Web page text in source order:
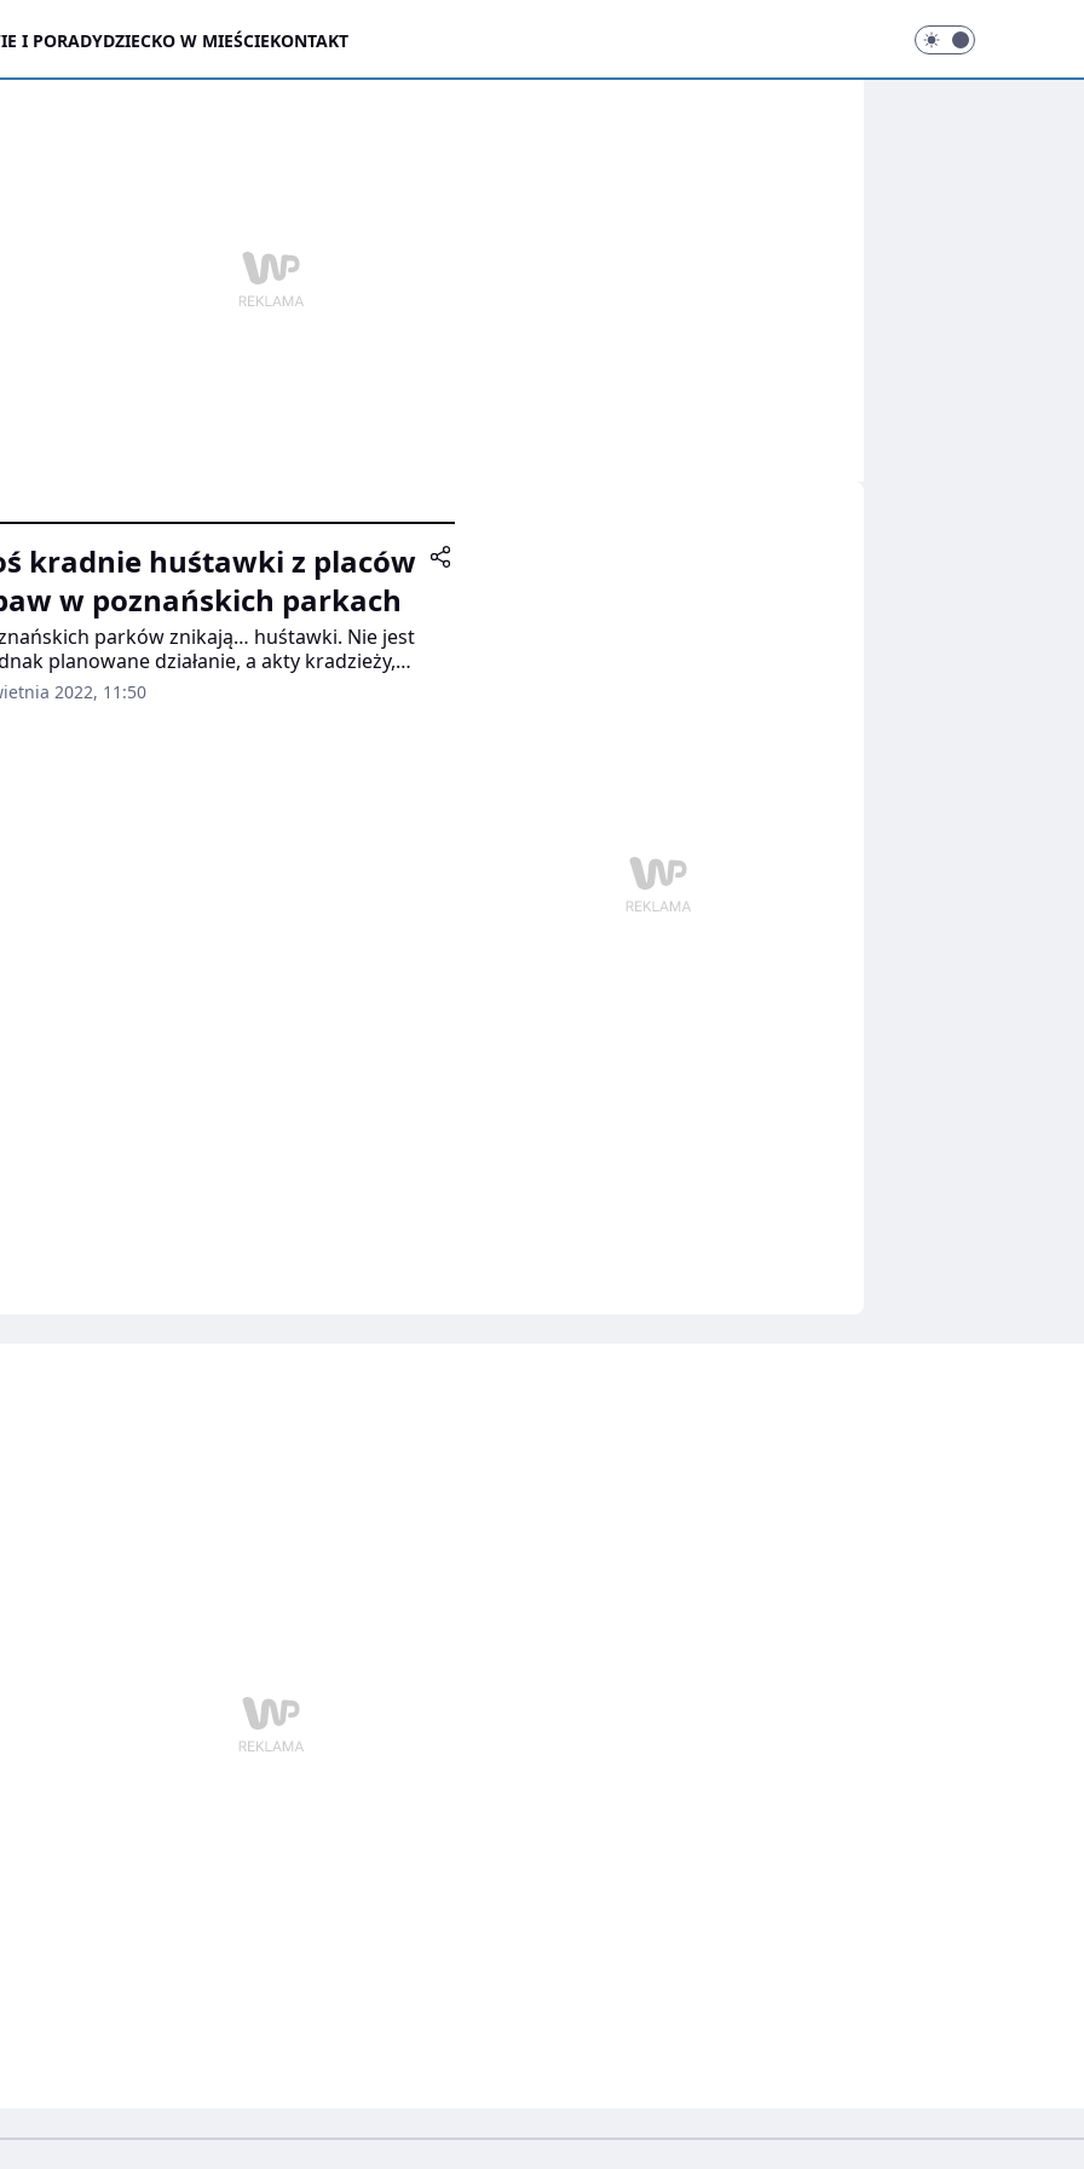
I PORADYDZIECKO W MIEŚCIEKONTAKT
kradnie huśtawki z placów
w poznańskich parkach
parków znikają… huśtawki. Nie jest
planowane działanie, a akty kradzieży,
przez złodziei. Zarząd Zieleni
prosi mieszkańców o pomoc.
2022, 11:50